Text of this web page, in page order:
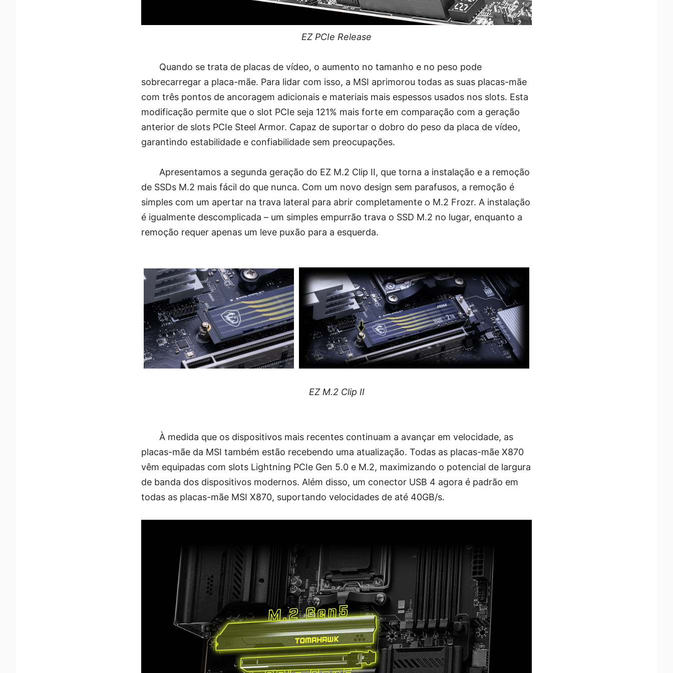
EZ PCIe Release
Quando se trata de placas de vídeo, o aumento no tamanho e no peso pode
sobrecarregar a placa-mãe. Para lidar com isso, a MSI aprimorou todas as suas placas-mãe
com três pontos de ancoragem adicionais e materiais mais espessos usados nos slots. Esta
modificação permite que o slot PCIe seja 121% mais forte em comparação com a geração
anterior de slots PCIe Steel Armor. Capaz de suportar o dobro do peso da placa de vídeo,
garantindo estabilidade e confiabilidade sem preocupações.
Apresentamos a segunda geração do EZ M.2 Clip II, que torna a instalação e a remoção
de SSDs M.2 mais fácil do que nunca. Com um novo design sem parafusos, a remoção é
simples com um apertar na trava lateral para abrir completamente o M.2 Frozr. A instalação
é igualmente descomplicada – um simples empurrão trava o SSD M.2 no lugar, enquanto a
remoção requer apenas um leve puxão para a esquerda.
EZ M.2 Clip II
À medida que os dispositivos mais recentes continuam a avançar em velocidade, as
placas-mãe da MSI também estão recebendo uma atualização. Todas as placas-mãe X870
vêm equipadas com slots Lightning PCIe Gen 5.0 e M.2, maximizando o potencial de largura
de banda dos dispositivos modernos. Além disso, um conector USB 4 agora é padrão em
todas as placas-mãe MSI X870, suportando velocidades de até 40GB/s.